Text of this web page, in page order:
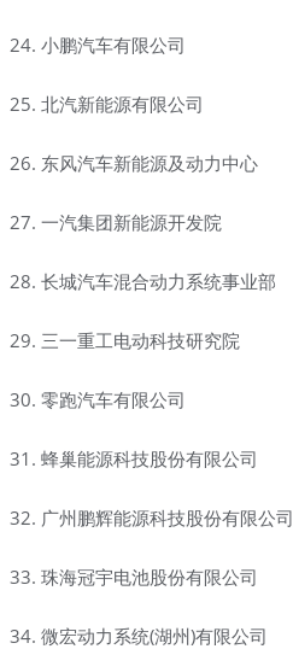
24. 小鹏汽车有限公司
25. 北汽新能源有限公司
26. 东风汽车新能源及动力中心
27. 一汽集团新能源开发院
28. 长城汽车混合动力系统事业部
29. 三一重工电动科技研究院
30. 零跑汽车有限公司
31. 蜂巢能源科技股份有限公司
32. 广州鹏辉能源科技股份有限公司
33. 珠海冠宇电池股份有限公司
34. 微宏动力系统(湖州)有限公司